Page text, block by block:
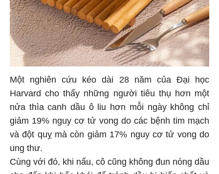
Một nghiên cứu kéo dài 28 năm của Đại học
Harvard cho thấy những người tiêu thụ hơn một
nửa thìa canh dầu ô liu hơn mỗi ngày không chỉ
giảm 19% nguy cơ tử vong do các bệnh tim mạch
và đột quỵ mà còn giảm 17% nguy cơ tử vong do
ung thư.
Cùng với đó, khi nấu, cô cũng không đun nóng dầu